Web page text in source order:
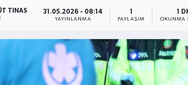
TINAS 31.05.2026 - 08:14
YAYINLANMA PAYLAŞIM
1
OKUNMA